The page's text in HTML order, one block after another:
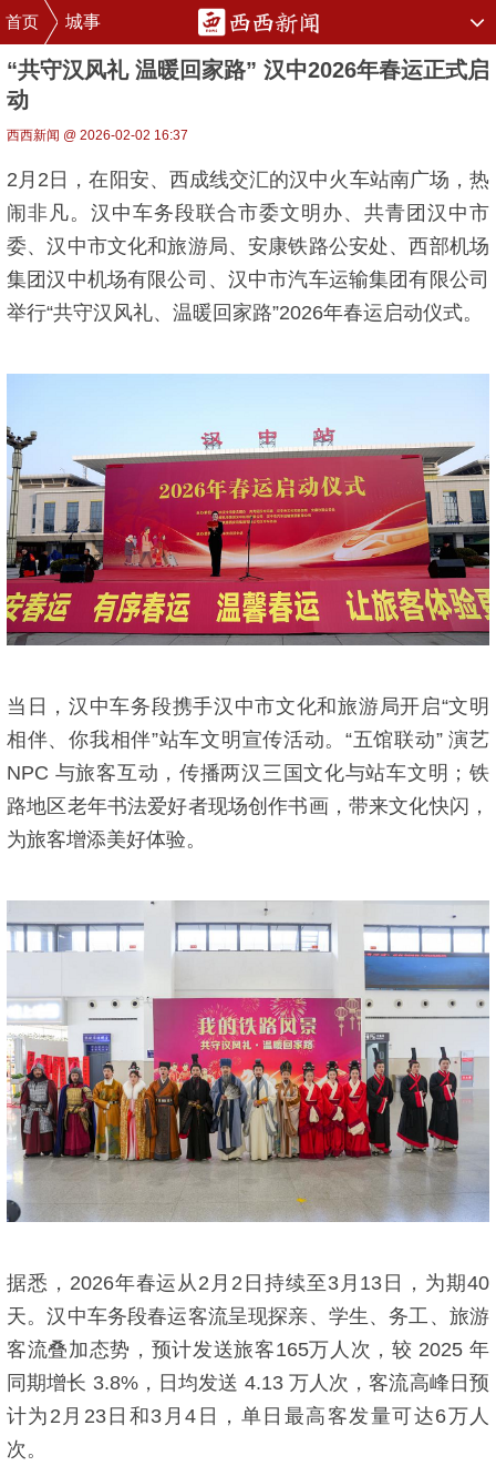
首页 城事
“共守汉风礼 温暖回家路” 汉中2026年春运正式启
动
西西新闻 @ 2026-02-02 16:37
2月2日，在阳安、西成线交汇的汉中火车站南广场，热
闹非凡。汉中车务段联合市委文明办、共青团汉中市
委、汉中市文化和旅游局、安康铁路公安处、西部机场
集团汉中机场有限公司、汉中市汽车运输集团有限公司
举行“共守汉风礼、温暖回家路”2026年春运启动仪式。
当日，汉中车务段携手汉中市文化和旅游局开启“文明
相伴、你我相伴”站车文明宣传活动。“五馆联动” 演艺
NPC 与旅客互动，传播两汉三国文化与站车文明；铁
路地区老年书法爱好者现场创作书画，带来文化快闪，
为旅客增添美好体验。
据悉，2026年春运从2月2日持续至3月13日，为期40
天。汉中车务段春运客流呈现探亲、学生、务工、旅游
客流叠加态势，预计发送旅客165万人次，较 2025 年
同期增长 3.8%，日均发送 4.13 万人次，客流高峰日预
计为2月23日和3月4日，单日最高客发量可达6万人
次。